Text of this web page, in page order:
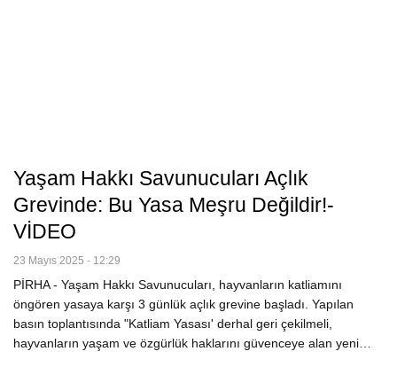
Yaşam Hakkı Savunucuları Açlık
Grevinde: Bu Yasa Meşru Değildir!-
VİDEO
23 Mayıs 2025 - 12:29
PİRHA - Yaşam Hakkı Savunucuları, hayvanların katliamını
öngören yasaya karşı 3 günlük açlık grevine başladı. Yapılan
basın toplantısında "Katliam Yasası' derhal geri çekilmeli,
hayvanların yaşam ve özgürlük haklarını güvenceye alan yeni…